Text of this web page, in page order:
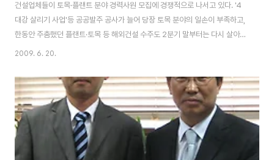
건설업체들이 토목·플랜트 분야 경력사원 모집에 경쟁적으로 나서고 있다. '4
대강 살리기 사업'등 공공발주 공사가 늘어 당장 토목 분야의 일손이 부족하고,
한동안 주춤했던 플랜트·토목 등 해외건설 수주도 2분기 말부터는 다시 살아날
것으로 판단한 때문이다. 18일 건설취업포털 건설워커(www.worker.co.kr
건설, 우미건설, 대우엔지니어링 등이 토목·플랜트 분야를 중심으로 경력사원
채용을 진행하고 있다. ◆ 대우건설(www.dwconst.co.kr)이 해외현장(프로
젝트 전문직) 근로자를 모집한다. 모집분야는 토목시공, 사무(불어통역) 등이며
입사지원서는 건설워커에서 다운받아 작성한 뒤 26일까지 이메일
(agnese@dw..
2009. 6. 20.